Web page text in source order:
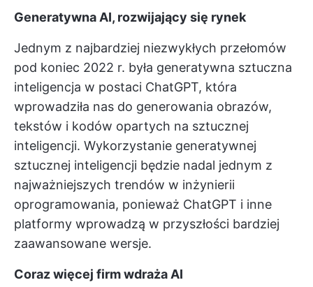
Generatywna AI, rozwijający się rynek
Jednym z najbardziej niezwykłych przełomów
pod koniec 2022 r. była generatywna sztuczna
inteligencja w postaci ChatGPT, która
wprowadziła nas do generowania obrazów,
tekstów i kodów opartych na sztucznej
inteligencji. Wykorzystanie generatywnej
sztucznej inteligencji będzie nadal jednym z
najważniejszych trendów w inżynierii
oprogramowania, ponieważ ChatGPT i inne
platformy wprowadzą w przyszłości bardziej
zaawansowane wersje.
Coraz więcej firm wdraża AI